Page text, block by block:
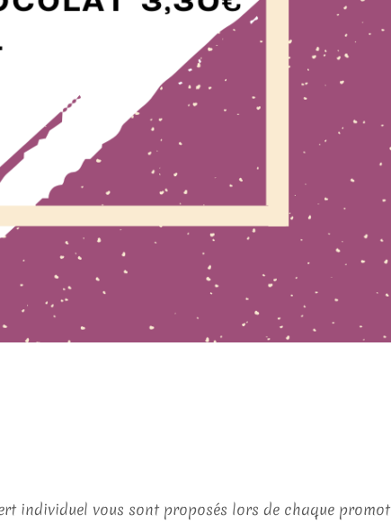
individuel vous sont proposés lors de chaque